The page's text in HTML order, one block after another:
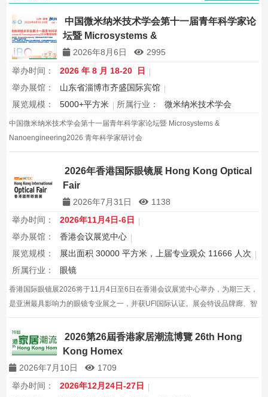
中国微米纳米技术学会第十一届青年科学家论
坛暨 Microsystems &
Nanoengineering2026 青年科学家研讨会
2026年8月6日
2995
举办时间：
2026 年 8 月 18-20 日
举办展馆：
山东省淄博市齐盛国际宾馆
展览规模：
5000+平方米 所属行业： 微米纳米技术学会
中国微米纳米技术学会第十一届青年科学家论坛暨 Microsystems &
Nanoengineering2026 青年科学家研讨会
2026年香港国际眼镜展 Hong Kong Optical
Fair
2026年7月31日
1138
举办时间：
2026年11月4日-6日
举办展馆：
香港会议展览中心
展览规模：
展出面积 30000 平方米，上届专业观众 11666 人次
所属行业：
眼镜
香港国际眼镜展2026将于11月4日至6日在香港会议展览中心举办，为期三天，
是亚洲最具影响力的眼镜专业展之一，并获UFI国际认证。展会特设品牌廊、智
能眼镜专区与多国展馆，汇聚全球视光产品供应商，并配套眼镜汇演与行业论
坛，为展商与买家创造高效的跨境商贸与合作机…
2026第26屆香港家居潮流博覽 26th Hong
Kong Homex
2026年7月10日
1709
举办时间：
2026年12月24日-27日